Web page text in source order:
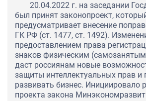
20.04.2022 г. на заседании
был принят законопроект,
предусматривает внесение
ГК РФ (ст. 1477, ст. 1492).
предоставлением права
знаков физическим
даст россиянам новые
защиты интеллектуальных прав и
развивать бизнес. Инициировало
проекта закона